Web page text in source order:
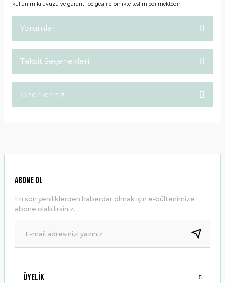
kullanım kılavuzu ve garanti belgesi ile birlikte teslim edilmektedir
Yorumlar
Taksit Seçenekleri
Önerileriniz
Ürün resmi kalitesiz, bozuk veya görüntülenemiyor.
Ürün bilgilerinde hatalar bulunuyor.
Ürün fiyatı diğer sitelerden daha pahalı.
Bu ürüne benzer farklı alternatifler olmalı.
Üyelik
ABONE OL
En son yeniliklerden haberdar olmak için e-bültenimize
abone olabilirsiniz.